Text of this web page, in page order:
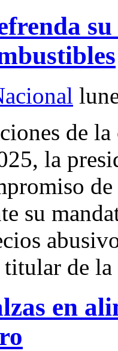
de
la
su
titular de
en